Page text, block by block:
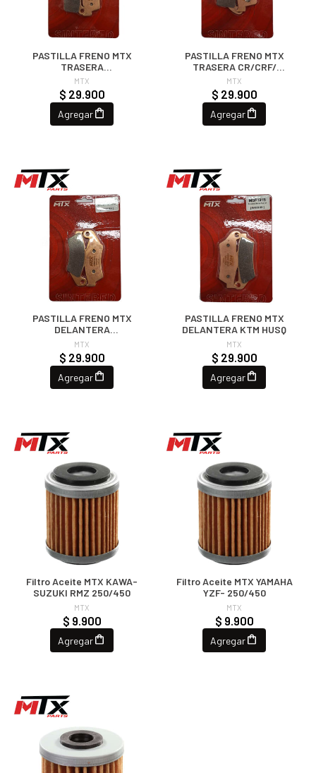
PASTILLA FRENO MTX
TRASERA
KXF/RMZ/YZ/WRF
MTX
$ 29.900
Agregar
PASTILLA FRENO MTX
TRASERA CR/CRF/
250/450
MTX
$ 29.900
Agregar
PASTILLA FRENO MTX
DELANTERA
CRF/KXF/RMZ/YZ
MTX
$ 29.900
Agregar
PASTILLA FRENO MTX
DELANTERA KTM HUSQ
MTX
$ 29.900
Agregar
Filtro Aceite MTX KAWA-
SUZUKI RMZ 250/450
MTX
$ 9.900
Agregar
Filtro Aceite MTX YAMAHA
YZF- 250/450
MTX
$ 9.900
Agregar